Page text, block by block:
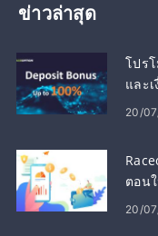
ข่าวล่าสุด
โปร
และ
20/
ตอน
คุณ
20/